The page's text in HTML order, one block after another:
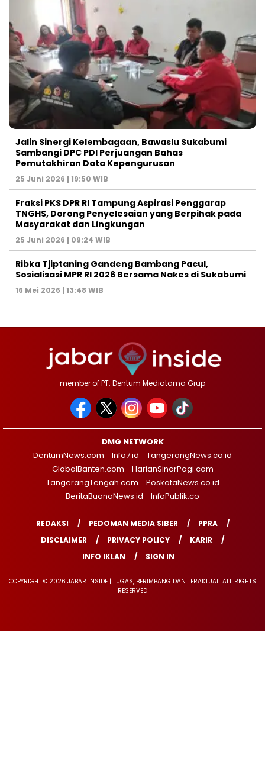
Jalin Sinergi Kelembagaan, Bawaslu Sukabumi
Sambangi DPC PDI Perjuangan Bahas
Pemutakhiran Data Kepengurusan
25 Juni 2026 | 19:50 WIB
‎Fraksi PKS DPR RI Tampung Aspirasi Penggarap
TNGHS, Dorong Penyelesaian yang Berpihak pada
Masyarakat dan Lingkungan‎
25 Juni 2026 | 09:24 WIB
Ribka Tjiptaning Gandeng Bambang Pacul,
Sosialisasi MPR RI 2026 Bersama Nakes di Sukabumi
16 Mei 2026 | 13:48 WIB
member of PT. Dentum Mediatama Grup
DMG NETWORK
DentumNews.com
Info7.id
TangerangNews.co.id
GlobalBanten.com
HarianSinarPagi.com
TangerangTengah.com
PoskotaNews.co.id
BeritaBuanaNews.id
InfoPublik.co
REDAKSI PEDOMAN MEDIA SIBER
PPRA
DISCLAIMER
PRIVACY POLICY
KARIR
INFO IKLAN
SIGN IN
COPYRIGHT © 2026 JABAR INSIDE | LUGAS, BERIMBANG DAN TERAKTUAL. ALL RIGHTS
RESERVED